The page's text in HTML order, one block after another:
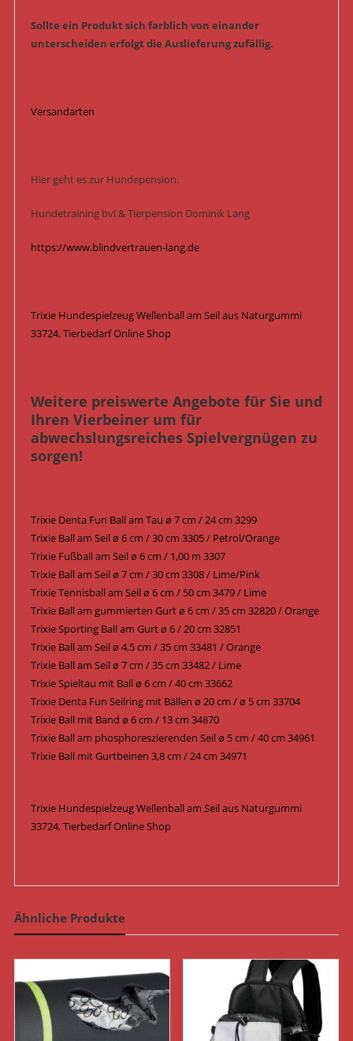
Sollte ein Produkt sich farblich von einander
unterscheiden erfolgt die Auslieferung zufällig.
Versandarten
Hier geht es zur Hundepension.
Hundetraining bvl & Tierpension Dominik Lang
https://www.blindvertrauen-lang.de
Trixie Hundespielzeug Wellenball am Seil aus Naturgummi
33724, Tierbedarf Online Shop
Weitere preiswerte Angebote für Sie und
Ihren Vierbeiner um für
abwechslungsreiches Spielvergnügen zu
sorgen!
Trixie Denta Fun Ball am Tau ø 7 cm / 24 cm 3299
Trixie Ball am Seil ø 6 cm / 30 cm 3305 / Petrol/Orange
Trixie Fußball am Seil ø 6 cm / 1,00 m 3307
Trixie Ball am Seil ø 7 cm / 30 cm 3308 / Lime/Pink
Trixie Tennisball am Seil ø 6 cm / 50 cm 3479 / Lime
Trixie Ball am gummierten Gurt ø 6 cm / 35 cm 32820 / Orange
Trixie Sporting Ball am Gurt ø 6 / 20 cm 32851
Trixie Ball am Seil ø 4,5 cm / 35 cm 33481 / Orange
Trixie Ball am Seil ø 7 cm / 35 cm 33482 / Lime
Trixie Spieltau mit Ball ø 6 cm / 40 cm 33662
Trixie Denta Fun Seilring mit Bällen ø 20 cm / ø 5 cm 33704
Trixie Ball mit Band ø 6 cm / 13 cm 34870
Trixie Ball am phosphoreszierenden Seil ø 5 cm / 40 cm 34961
Trixie Ball mit Gurtbeinen 3,8 cm / 24 cm 34971
Trixie Hundespielzeug Wellenball am Seil aus Naturgummi
33724, Tierbedarf Online Shop
Ähnliche Produkte